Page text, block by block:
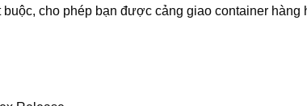
cho phép bạn được cảng giao container hàng